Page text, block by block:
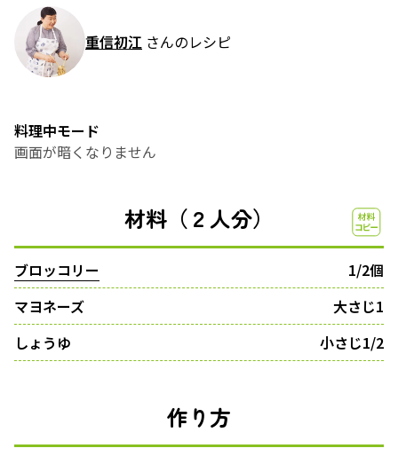
重信初江 さんのレシピ
料理中モード
画面が暗くなりません
材料（２人分）
ブロッコリー
1/2個
マヨネーズ
大さじ1
しょうゆ
小さじ1/2
作り方